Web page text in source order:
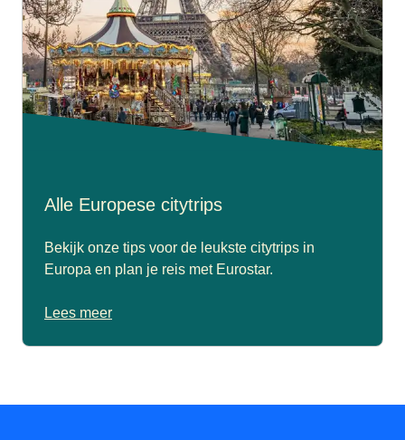
Alle Europese citytrips
Bekijk onze tips voor de leukste citytrips in
Europa en plan je reis met Eurostar.
Lees meer